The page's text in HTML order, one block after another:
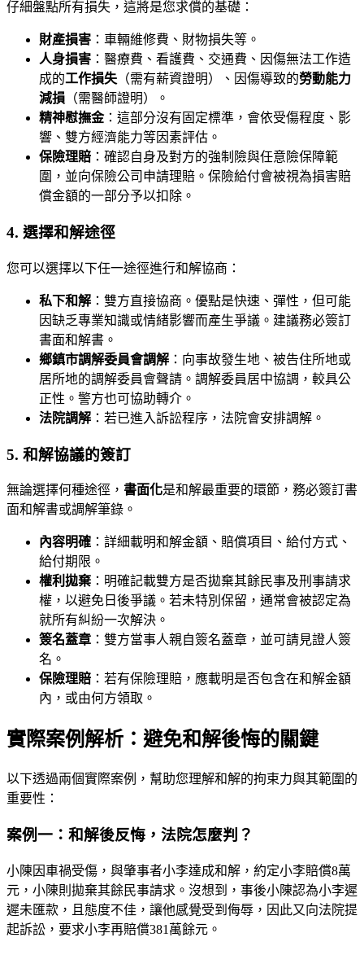
仔細盤點所有損失，這將是您求償的基礎：
財產損害 ：車輛維修費、財物損失等。
人身損害 ：醫療費、看護費、交通費、因傷無法工作造
成的工作損失 （需有薪資證明）、因傷導致的勞動能力
減損 （需醫師證明）。
精神慰撫金：這部分沒有固定標準，會依受傷程度、影
響、雙方經濟能力等因素評估。
保險理賠 ：確認自身及對方的強制險與任意險保障範
圍，並向保險公司申請理賠。保險給付會被視為損害賠
償金額的一部分予以扣除。
4. 選擇和解途徑
您可以選擇以下任一途徑進行和解協商：
私下和解 ：雙方直接協商。優點是快速、彈性，但可能
因缺乏專業知識或情緒影響而產生爭議。建議務必簽訂
書面和解書。
鄉鎮市調解委員會調解 ：向事故發生地、被告住所地或
居所地的調解委員會聲請。調解委員居中協調，較具公
正性。警方也可協助轉介。
法院調解 ：若已進入訴訟程序，法院會安排調解。
5. 和解協議的簽訂
無論選擇何種途徑， 書面化是和解最重要的環節，務必簽訂書
面和解書或調解筆錄。
內容明確 ：詳細載明和解金額、賠償項目、給付方式、
給付期限。
權利拋棄 ：明確記載雙方是否拋棄其餘民事及刑事請求
權，以避免日後爭議。若未特別保留，通常會被認定為
就所有糾紛一次解決。
簽名蓋章 ：雙方當事人親自簽名蓋章，並可請見證人簽
名。
保險理賠 ：若有保險理賠，應載明是否包含在和解金額
內，或由何方領取。
實際案例解析：避免和解後悔的關鍵
以下透過兩個實際案例，幫助您理解和解的拘束力與其範圍的
重要性：
案例一：和解後反悔，法院怎麼判？
小陳因車禍受傷，與肇事者小李達成和解，約定小李賠償8萬
元，小陳則拋棄其餘民事請求。沒想到，事後小陳認為小李遲
遲未匯款，且態度不佳，讓他感覺受到侮辱，因此又向法院提
起訴訟，要求小李再賠償381萬餘元。